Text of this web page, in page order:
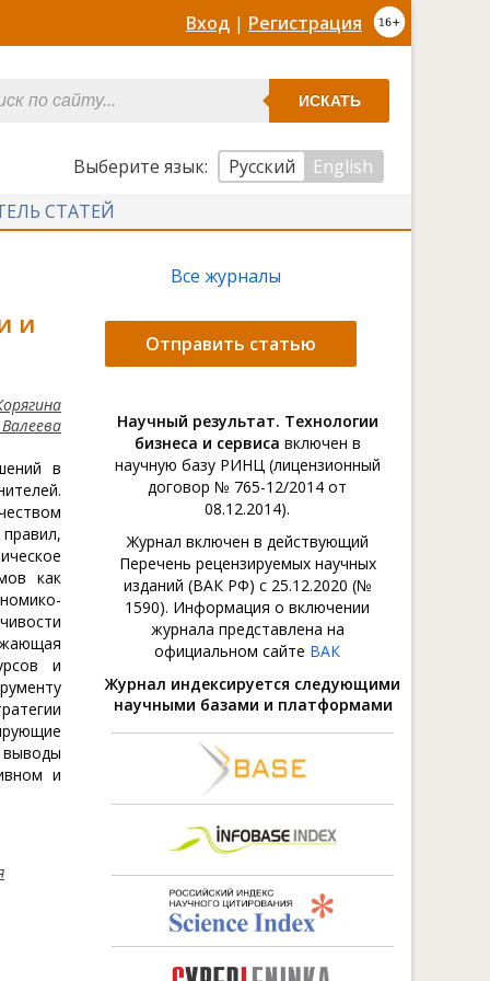
Вход | Регистрация
ИСКАТЬ
Выберите язык: Русский
English
СТАТЕЙ
и
в
как
и
выводы
и
Все журналы
Отправить статью
Научный результат. Технологии
бизнеса и сервиса включен в
научную базу РИНЦ (лицензионный
договор № 765-12/2014 от
08.12.2014).
Журнал включен в действующий
Перечень рецензируемых научных
изданий (ВАК РФ) с 25.12.2020 (№
1590). Информация о включении
журнала представлена на
официальном сайте ВАК
Журнал индексируется следующими
научными базами и платформами